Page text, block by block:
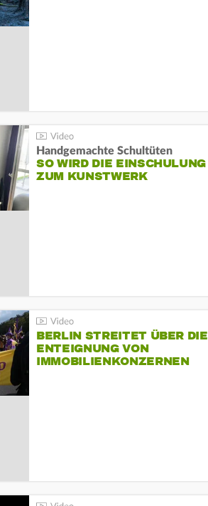
Handgemachte Schultüten
SO WIRD DIE EINSCHULUNG
ZUM KUNSTWERK
BERLIN STREITET ÜBER DIE
ENTEIGNUNG VON
IMMOBILIENKONZERNEN